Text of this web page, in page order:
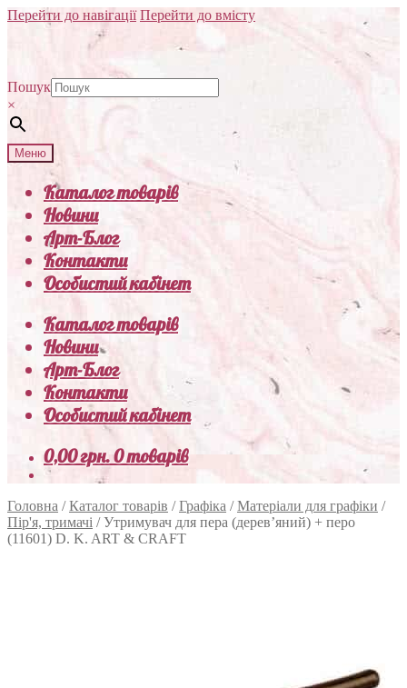
Перейти до навігації Перейти до вмісту
Пошук
×
Меню
Каталог товарів
Новини
Арт-Блог
Контакти
Особистий кабінет
Каталог товарів
Новини
Арт-Блог
Контакти
Особистий кабінет
0,00грн.0 товарів
Головна /Каталог товарів /Графіка /Матеріали для графіки /
Пір'я, тримачі /Утримувач для пера (дерев’яний) + перо
(11601) D. K. ART & CRAFT